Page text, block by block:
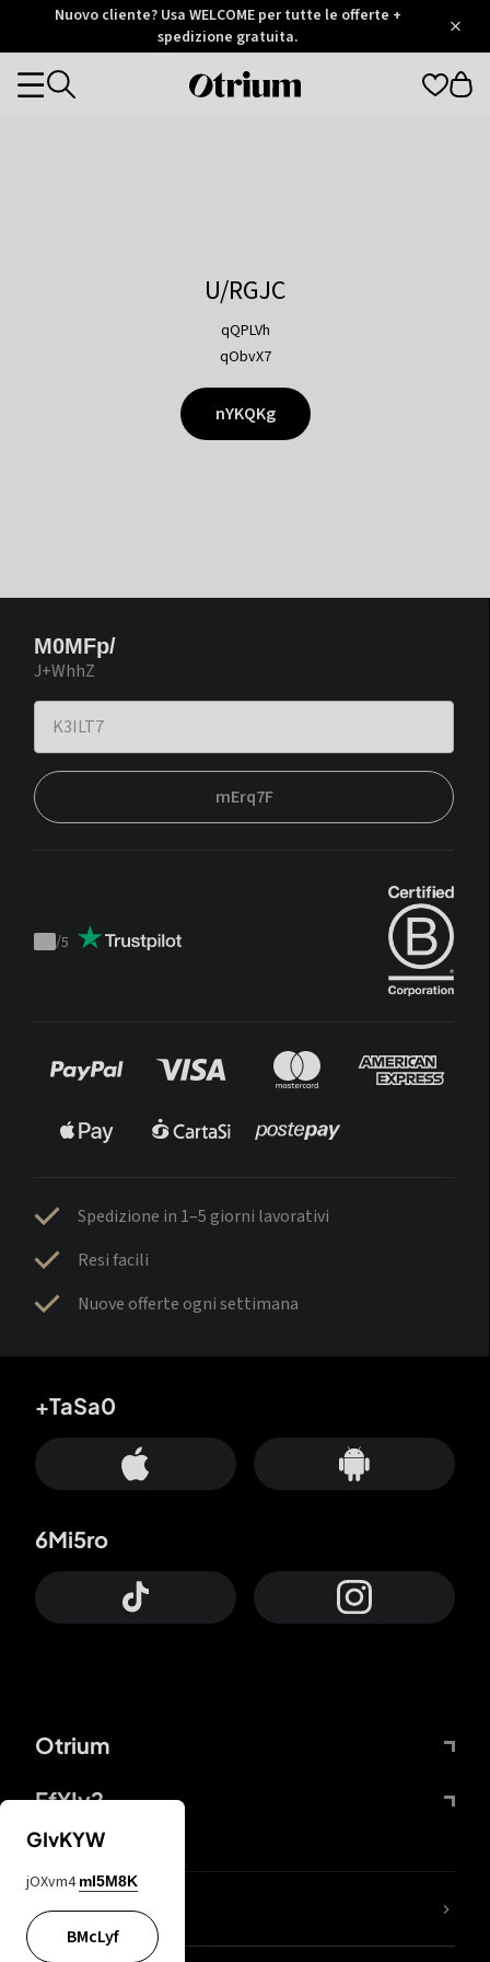
Otrium
Trustpilot
Nuovo cliente? Usa WELCOME per tutte le offerte +
spedizione gratuita.
Otrium
Categories
U/RGJC
qQPLVh
qObvX7
nYKQKg
M0MFp/
J+WhhZ
mErq7F
Trustpilot
/5
Spedizione in 1–5 giorni lavorativi
Resi facili
Nuove offerte ogni settimana
Otrium
FfYIy2
+TaSa0
6Mi5ro
Lj7sBL
GIvKYW
jOXvm4 mI5M8K
BMcLyf